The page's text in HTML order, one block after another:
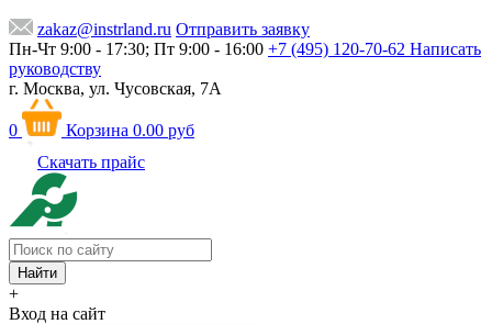
zakaz@instrland.ru Отправить заявку
Пн-Чт 9:00 - 17:30; Пт 9:00 - 16:00 +7 (495) 120-70-62 Написать
руководству
г. Москва, ул. Чусовская, 7А
0 Корзина 0.00 руб
Скачать прайс
+
Вход на сайт